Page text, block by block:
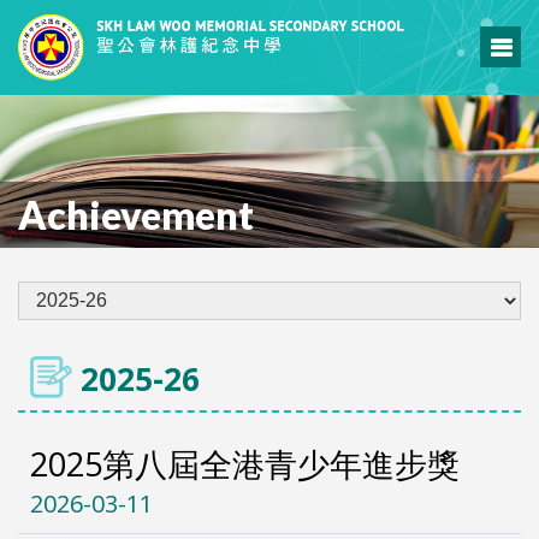
Achievement
2025-26
2025第八屆全港青少年進步獎
2026-03-11